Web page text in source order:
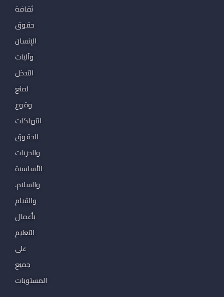
ثقافة
حقوق
الإنسان
وآليات
التدخل
لمنع
وقوع
انتهاكات
للحقوق
والحريات
الأساسية
والسلام،
والقيام
بأعمال
التعليم
على
جميع
المستويات